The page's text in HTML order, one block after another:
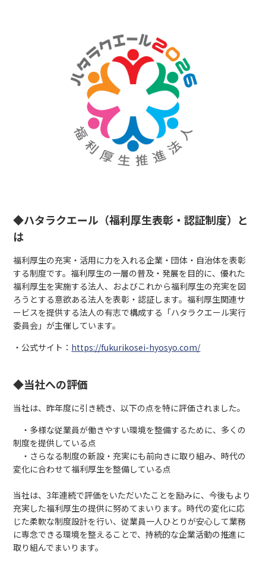
◆ハタラクエール（福利厚生表彰・認証制度）と
は
福利厚生の充実・活用に力を入れる企業・団体・自治体を表彰
する制度です。福利厚生の一層の普及・発展を目的に、優れた
福利厚生を実施する法人、およびこれから福利厚生の充実を図
ろうとする意欲ある法人を表彰・認証します。福利厚生関連サ
ービスを提供する法人の有志で構成する「ハタラクエール実行
委員会」が主催しています。
・公式サイト： https://fukurikosei-hyosyo.com/
◆当社への評価
当社は、昨年度に引き続き、以下の点を特に評価されました。
・多様な従業員が働きやすい環境を整備するために、多くの
制度を提供している点
・さらなる制度の新設・充実にも前向きに取り組み、時代の
変化に合わせて福利厚生を整備している点
当社は、3年連続で評価をいただいたことを励みに、今後もより
充実した福利厚生の提供に努めてまいります。時代の変化に応
じた柔軟な制度設計を行い、従業員一人ひとりが安心して業務
に専念できる環境を整えることで、持続的な企業活動の推進に
取り組んでまいります。